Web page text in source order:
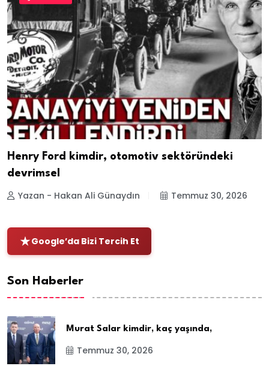
Henry Ford kimdir, otomotiv sektöründeki
devrimsel
Yazan - Hakan Ali Günaydın Temmuz 30, 2026
Google’da Bizi Tercih Et
Son Haberler
Murat Salar kimdir, kaç yaşında,
Temmuz 30, 2026